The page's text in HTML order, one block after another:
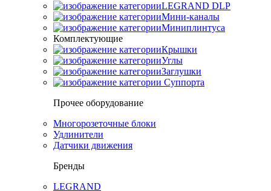
LEGRAND DLP
Мини-каналы
Миниплинтуса
Комплектующие
Крышки
Углы
Заглушки
Суппорта
Прочее оборудование
Многорозеточные блоки
Удлинители
Датчики движения
Бренды
LEGRAND